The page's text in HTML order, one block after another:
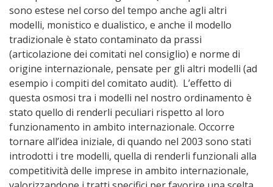
sono estese nel corso del tempo anche agli altri
modelli, monistico e dualistico, e anche il modello
tradizionale è stato contaminato da prassi
(articolazione dei comitati nel consiglio) e norme di
origine internazionale, pensate per gli altri modelli (ad
esempio i compiti del comitato audit). L’effetto di
questa osmosi tra i modelli nel nostro ordinamento è
stato quello di renderli peculiari rispetto al loro
funzionamento in ambito internazionale. Occorre
tornare all’idea iniziale, di quando nel 2003 sono stati
introdotti i tre modelli, quella di renderli funzionali alla
competitività delle imprese in ambito internazionale,